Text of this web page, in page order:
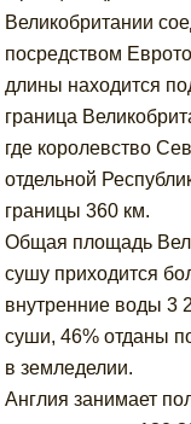
Великобритании
посредством
длины находится
граница
где королевство
отдельной
границы 360 км.
Общая площадь
сушу приходится
внутренние воды 3
суши, 46% отданы
в земледелии.
Англия занимает